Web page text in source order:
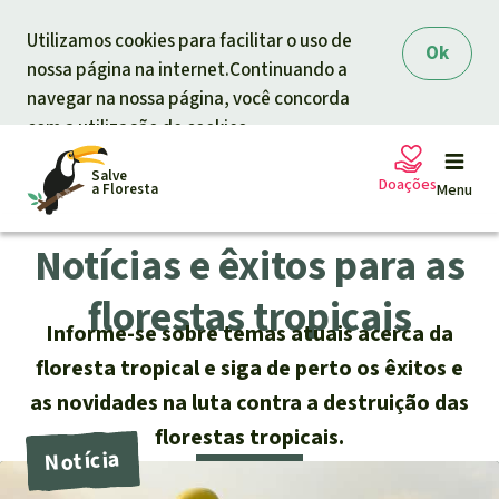
Ok
Utilizamos cookies para facilitar o uso de
nossa página na internet.Continuando a
navegar na nossa página, você concorda
com a utilização de cookies.
Salve
a Floresta Menu
Petições
Projetos
Informar
Doações
A sua doação ajuda
Doar para um tema
Proteção de florestas
Doar para uma região
Notícias e êxitos para as
florestas tropicais
Informe-se sobre temas atuais acerca da
floresta tropical e siga de perto os êxitos e
as novidades na luta contra a destruição das
florestas tropicais.